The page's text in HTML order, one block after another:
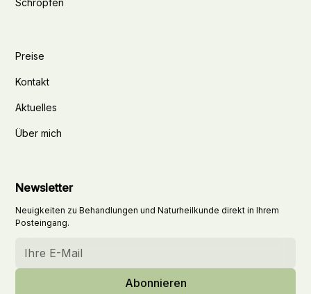
Schröpfen
Preise
Kontakt
Aktuelles
Über mich
Newsletter
Neuigkeiten zu Behandlungen und Naturheilkunde direkt in Ihrem
Posteingang.